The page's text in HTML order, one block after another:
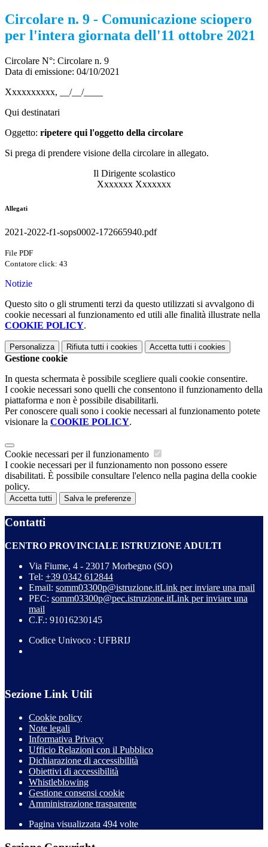
Circolare n. 9 - Comunicazione sciopero
per l'intera giornata dell'11 ottobre 2021
Circolare N°: Circolare n. 9
Data di emissione: 04/10/2021
Xxxxxxxxxx, __/__/____
Qui destinatari
Oggetto: ripetere qui l'oggetto della circolare
Si prega di prendere visione della circolare in allegato.
Il Dirigente scolastico
Xxxxxxx Xxxxxxx
Allegati
2021-2022-f1-sops0002-172665940.pdf
File PDF
Contatore click: 43
Notizie
Questo sito o gli strumenti terzi da questo utilizzati si avvalgono di
cookie necessari al funzionamento ed utili alle finalità illustrate nella
COOKIE POLICY.
Personalizza Rifiuta tutti i cookies Accetta tutti i cookies
Gestione cookie
In questa schermata è possibile scegliere quali cookie consentire.
I cookie necessari sono quelli che consentono il funzionamento della
piattaforma e non è possibile disabilitarli.
Per conoscere quali sono i cookie necessari al funzionamento potete
visionare la COOKIE POLICY.
Cookie necessari per il funzionamento
I cookie necessari per il funzionamento non possono essere
disabilitati. È possibile consultare l'elenco nella pagina della cookie
policy.
Accetta tutti Salva le preferenze
Contatti
CENTRO PROVINCIALE ISTRUZIONE ADULTI
Via Fiume, 4 - 23017 Morbegno (SO)
Tel: +39 0342 612844
Email: somm03300p@istruzione.itLink per inviare una mail
PEC: somm03300p@pec.istruzione.itLink per inviare una
mail
C.F.: 91016230145
Codice Univoco : UFBRIJ
Sezione Link Utili
Cookie policy
Note legali
Informativa Privacy
Ufficio Relazioni con il Pubblico
Dichiarazione di accessibilità
Obiettivi di accessibilità
Whistleblowing
Gestione consensi cookie
Amministrazione trasparente
Pagina visualizzata 494 volte